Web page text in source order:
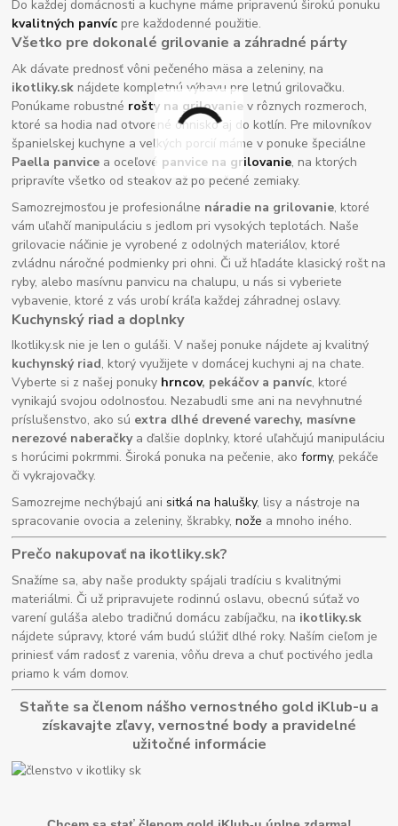
Do každej domácnosti a kuchyne máme pripravenú širokú ponuku
kvalitných panvíc pre každodenné použitie.
Všetko pre dokonalé grilovanie a záhradné párty
Ak dávate prednosť vôni pečeného mäsa a zeleniny, na
ikotliky.sk nájdete kompletnú výbavu pre letnú grilovačku.
Ponúkame robustné rošty na grilovanie v rôznych rozmeroch,
ktoré sa hodia nad otvorené ohnisko aj do kotlín. Pre milovníkov
španielskej kuchyne a veľkých porcií máme v ponuke špeciálne
Paella panvice a oceľové panvice na grilovanie, na ktorých
pripravíte všetko od steakov až po pečené zemiaky.
Samozrejmosťou je profesionálne náradie na grilovanie, ktoré
vám uľahčí manipuláciu s jedlom pri vysokých teplotách. Naše
grilovacie náčinie je vyrobené z odolných materiálov, ktoré
zvládnu náročné podmienky pri ohni. Či už hľadáte klasický rošt na
ryby, alebo masívnu panvicu na chalupu, u nás si vyberiete
vybavenie, ktoré z vás urobí kráľa každej záhradnej oslavy.
Kuchynský riad a doplnky
Ikotliky.sk nie je len o guláši. V našej ponuke nájdete aj kvalitný
kuchynský riad, ktorý využijete v domácej kuchyni aj na chate.
Vyberte si z našej ponuky hrncov, pekáčov a panvíc, ktoré
vynikajú svojou odolnosťou. Nezabudli sme ani na nevyhnutné
príslušenstvo, ako sú extra dlhé drevené varechy, masívne
nerezové naberačkya ďalšie doplnky, ktoré uľahčujú manipuláciu
s horúcimi pokrmmi. Široká ponuka na pečenie, akoformy, pekáče
či vykrajovačky.
Samozrejme nechýbajú anisitká na halušky, lisy a nástroje na
spracovanie ovocia a zeleniny, škrabky,nože a mnoho iného.
Prečo nakupovať na ikotliky.sk?
Snažíme sa, aby naše produkty spájali tradíciu s kvalitnými
materiálmi. Či už pripravujete rodinnú oslavu, obecnú súťaž vo
varení guláša alebo tradičnú domácu zabíjačku, na ikotliky.sk
nájdete súpravy, ktoré vám budú slúžiť dlhé roky. Naším cieľom je
priniesť vám radosť z varenia, vôňu dreva a chuť poctivého jedla
priamo k vám domov.
Staňte sa členom nášho vernostného gold iKlub-u a
získavajte zľavy, vernostné body a pravidelné
užitočné informácie